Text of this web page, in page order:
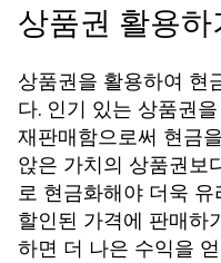
상품권 활용하
상품권을 활용하여 현
다. 인기 있는 상품권
재판매함으로써 현금
앉은 가치의 상품권보
로 현금화해야 더욱
할인된 가격에 판매하
하면 더 나은 수익을